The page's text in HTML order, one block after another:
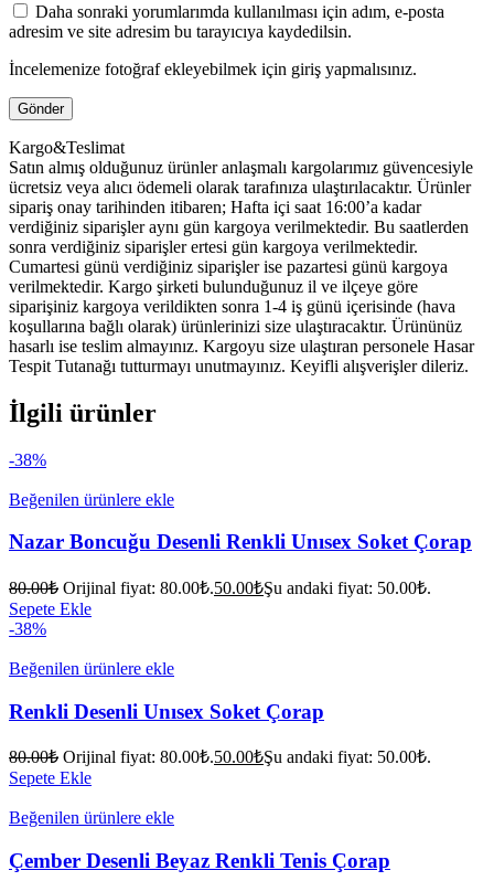
Daha sonraki yorumlarımda kullanılması için adım, e-posta
adresim ve site adresim bu tarayıcıya kaydedilsin.
İncelemenize fotoğraf ekleyebilmek için giriş yapmalısınız.
Kargo&Teslimat
Satın almış olduğunuz ürünler anlaşmalı kargolarımız güvencesiyle
ücretsiz veya alıcı ödemeli olarak tarafınıza ulaştırılacaktır. Ürünler
sipariş onay tarihinden itibaren; Hafta içi saat 16:00’a kadar
verdiğiniz siparişler aynı gün kargoya verilmektedir. Bu saatlerden
sonra verdiğiniz siparişler ertesi gün kargoya verilmektedir.
Cumartesi günü verdiğiniz siparişler ise pazartesi günü kargoya
verilmektedir. Kargo şirketi bulunduğunuz il ve ilçeye göre
siparişiniz kargoya verildikten sonra 1-4 iş günü içerisinde (hava
koşullarına bağlı olarak) ürünlerinizi size ulaştıracaktır. Ürününüz
hasarlı ise teslim almayınız. Kargoyu size ulaştıran personele Hasar
Tespit Tutanağı tutturmayı unutmayınız. Keyifli alışverişler dileriz.
İlgili ürünler
-38%
Beğenilen ürünlere ekle
Nazar Boncuğu Desenli Renkli Unısex Soket Çorap
80.00₺ Orijinal fiyat: 80.00₺.50.00₺Şu andaki fiyat: 50.00₺.
Sepete Ekle
-38%
Beğenilen ürünlere ekle
Renkli Desenli Unısex Soket Çorap
80.00₺ Orijinal fiyat: 80.00₺.50.00₺Şu andaki fiyat: 50.00₺.
Sepete Ekle
Beğenilen ürünlere ekle
Çember Desenli Beyaz Renkli Tenis Çorap